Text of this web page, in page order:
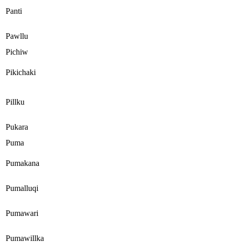
Panti
Pawllu
Pichiw
Pikichaki
Pillku
Pukara
Puma
Pumakana
Pumalluqi
Pumawari
Pumawillka